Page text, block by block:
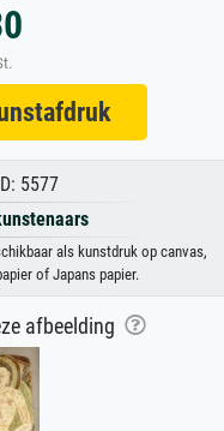
5577
als kunstdruk op canvas,
of Japans papier.
afbeelding